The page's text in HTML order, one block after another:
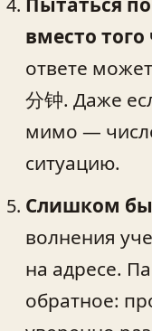
вместо
ответе
分钟. Даже
мимо —
ситуацию.
Слишком
волнения
на адресе.
обратное: